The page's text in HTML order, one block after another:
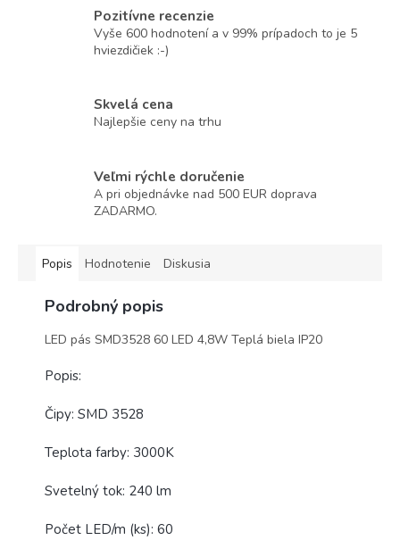
Pozitívne recenzie
Vyše 600 hodnotení a v 99% prípadoch to je 5
hviezdičiek :-)
Skvelá cena
Najlepšie ceny na trhu
Veľmi rýchle doručenie
A pri objednávke nad 500 EUR doprava
ZADARMO.
Popis Hodnotenie Diskusia
Podrobný popis
LED pás SMD3528 60 LED 4,8W Teplá biela IP20
Popis:
Čipy: SMD 3528
Teplota farby: 3000K
Svetelný tok: 240 lm
Počet LED/m (ks): 60